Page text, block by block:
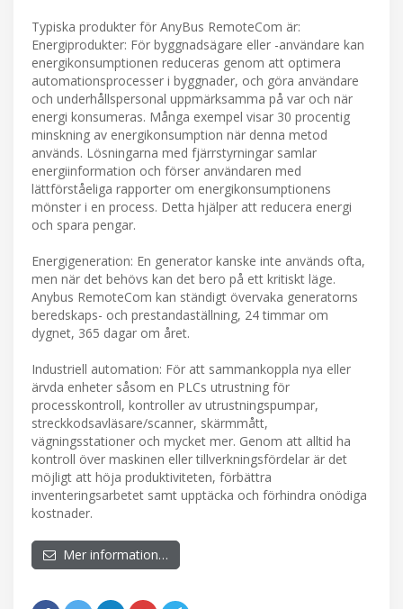
Typiska produkter för AnyBus RemoteCom är:
Energiprodukter: För byggnadsägare eller -användare kan
energikonsumptionen reduceras genom att optimera
automationsprocesser i byggnader, och göra användare
och underhållspersonal uppmärksamma på var och när
energi konsumeras. Många exempel visar 30 procentig
minskning av energikonsumption när denna metod
används. Lösningarna med fjärrstyrningar samlar
energiinformation och förser användaren med
lättförståeliga rapporter om energikonsumptionens
mönster i en process. Detta hjälper att reducera energi
och spara pengar.
Energigeneration: En generator kanske inte används ofta,
men när det behövs kan det bero på ett kritiskt läge.
Anybus RemoteCom kan ständigt övervaka generatorns
beredskaps- och prestandaställning, 24 timmar om
dygnet, 365 dagar om året.
Industriell automation: För att sammankoppla nya eller
ärvda enheter såsom en PLCs utrustning för
processkontroll, kontroller av utrustningspumpar,
streckkodsavläsare/scanner, skärmmått,
vägningsstationer och mycket mer. Genom att alltid ha
kontroll över maskinen eller tillverkningsfördelar är det
möjligt att höja produktiviteten, förbättra
inventeringsarbetet samt upptäcka och förhindra onödiga
kostnader.
Mer information…